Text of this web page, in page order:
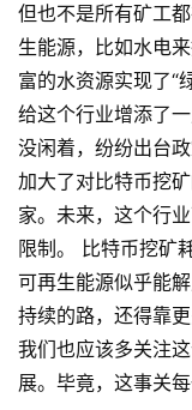
但也不是所有矿工
生能源，比如水电
富的水资源实现了“
给这个行业增添了
没闲着，纷纷出台
加大了对比特币挖
家。未来，这个行
限制。 比特币挖矿
可再生能源似乎能
持续的路，还得靠
我们也应该多关注
展。毕竟，这事关每